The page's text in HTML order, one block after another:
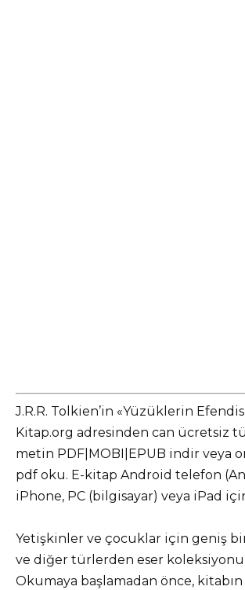
J.R.R. Tolkien’in «Yüzüklerin
Kitap.org adresinden can ücretsiz
metin PDF|MOBI|EPUB indir veya
pdf oku. E-kitap Android telefon
iPhone, PC (bilgisayar) veya iPad
Yetişkinler ve çocuklar için geniş
ve diğer türlerden eser
Okumaya başlamadan önce,